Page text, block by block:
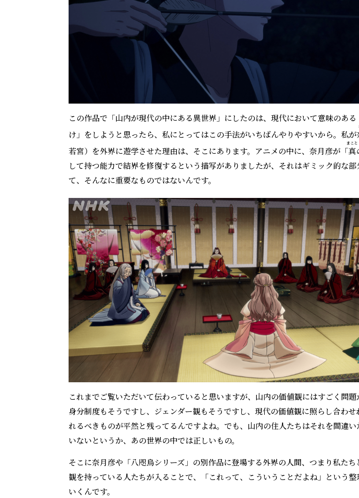
この作品で「山内が現代の中にある異世界」にしたのは、現代において意味のある
け」をしようと思ったら、私にとってはこの手法がいちばんやりやすいから。私が
若宮）を外界に遊学させた理由は、そこにあります。アニメの中に、奈月彦が「真
まこと
して持つ能力で結界を修復するという描写がありましたが、それはギミック的な部
て、そんなに重要なものではないんです。
これまでご覧いただいて伝わっていると思いますが、山内の価値観にはすごく問題
身分制度もそうですし、ジェンダー観もそうですし、現代の価値観に照らし合わせ
れるべきものが平然と残ってるんですよね。でも、山内の住人たちはそれを間違い
いないというか、あの世界の中では正しいもの。
そこに奈月彦や「八咫烏シリーズ」の別作品に登場する外界の人間、つまり私たち
観を持っている人たちが入ることで、「これって、こういうことだよね」という整
いくんです。